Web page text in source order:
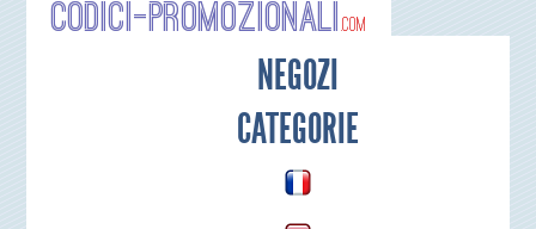
Codici-
NEGOZI
CATEGORIE